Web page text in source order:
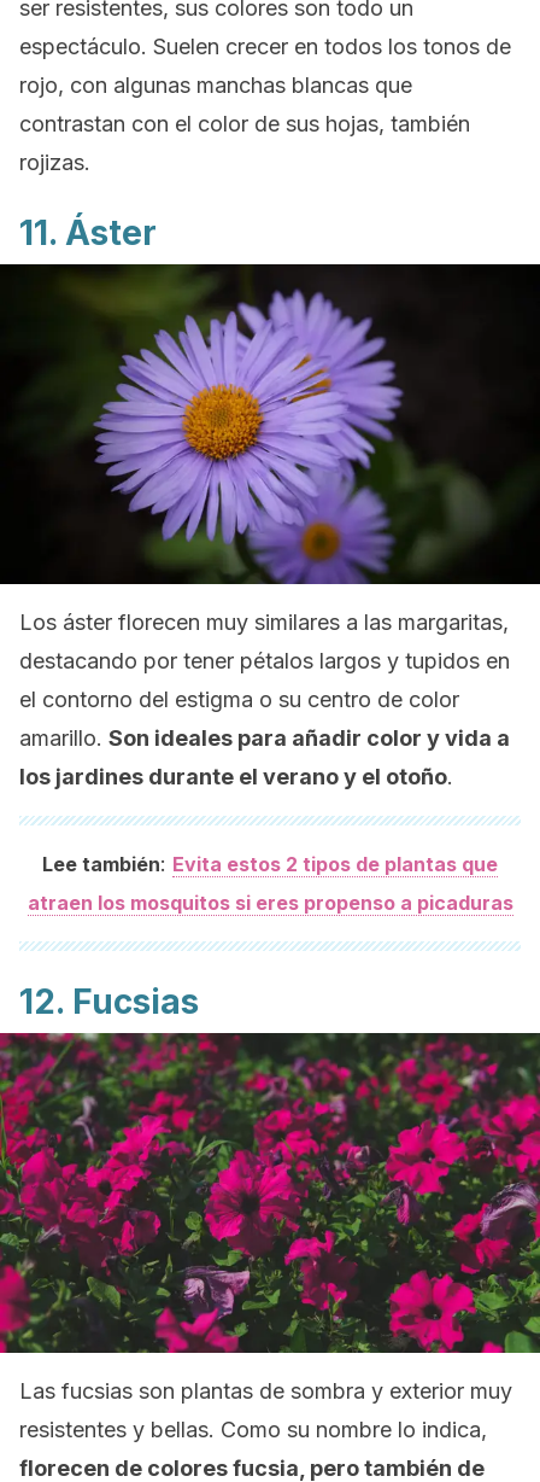
ser resistentes, sus colores son todo un
espectáculo. Suelen crecer en todos los tonos de
rojo, con algunas manchas blancas que
contrastan con el color de sus hojas, también
rojizas.
11. Áster
Los áster florecen muy similares a las margaritas,
destacando por tener pétalos largos y tupidos en
el contorno del estigma o su centro de color
amarillo. Son ideales para añadir color y vida a
los jardines durante el verano y el otoño.
Lee también: Evita estos 2 tipos de plantas que
atraen los mosquitos si eres propenso a picaduras
12. Fucsias
Las fucsias son plantas de sombra y exterior muy
resistentes y bellas. Como su nombre lo indica,
florecen de colores fucsia, pero también de